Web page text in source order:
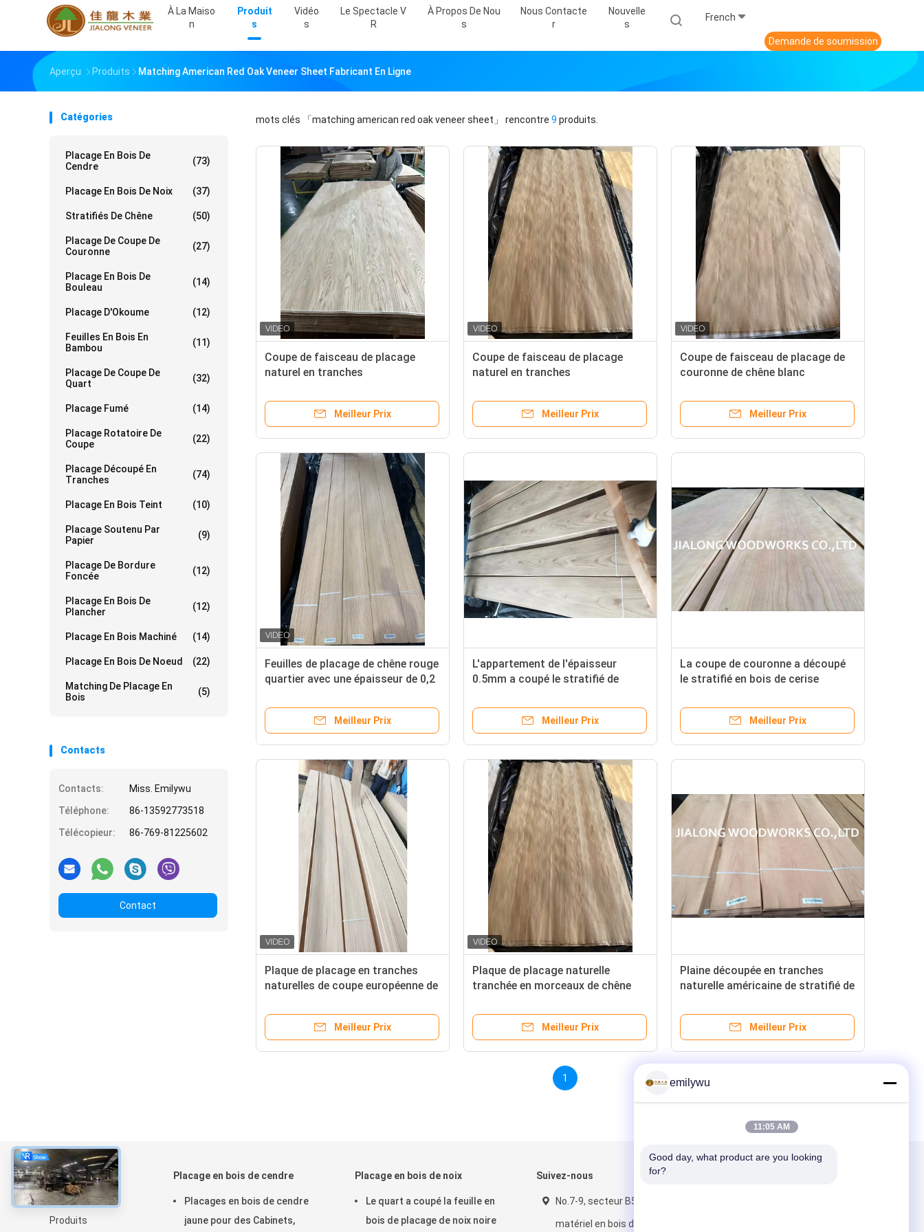
À La Maiso
N
Produit
S
Vidéo
S
Le Spectacle V
R
À Propos De Nou
S
Nous Contacte
R
Nouvelle
S
French
Demande de soumission
Aperçu Produits Matching American Red Oak Veneer Sheet Fabricant En Ligne
Catégories
Placage En Bois De
Cendre
(73)
Placage En Bois De Noix (37)
Stratifiés De Chêne (50)
Placage De Coupe De
Couronne
(27)
Placage En Bois De
Bouleau
(14)
Placage D'Okoume (12)
Feuilles En Bois En
Bambou
(11)
Placage De Coupe De
Quart
(32)
Placage Fumé (14)
Placage Rotatoire De
Coupe
(22)
Placage Découpé En
Tranches
(74)
Placage En Bois Teint (10)
Placage Soutenu Par
Papier
(9)
Placage De Bordure
Foncée
(12)
Placage En Bois De
Plancher
(12)
Placage En Bois Machiné (14)
Placage En Bois De Noeud (22)
Matching De Placage En
Bois
(5)
Contacts
Contacts:
Miss. Emilywu
Téléphone:
86-13592773518
Télécopieur:
86-769-81225602
Contact
mots clés 「matching american red oak veneer sheet」 rencontre 9 produits.
Coupe de faisceau de placage
naturel en tranches
Meilleur Prix
Coupe de faisceau de placage
naturel en tranches
Meilleur Prix
Coupe de faisceau de placage de
couronne de chêne blanc
Meilleur Prix
Feuilles de placage de chêne rouge
quartier avec une épaisseur de 0,2
meubles et surfaces décoratives
Meilleur Prix
L'appartement de l'épaisseur
0.5mm a coupé le stratifié de
Meilleur Prix
La coupe de couronne a découpé
le stratifié en bois de cerise
intérieur
Meilleur Prix
Plaque de placage en tranches
naturelles de coupe européenne de
Meilleur Prix
Plaque de placage naturelle
tranchée en morceaux de chêne
contreplaqué
Meilleur Prix
Plaine découpée en tranches
naturelle américaine de stratifié de
0.5mm
Meilleur Prix
1
À propos
À la maison
Produits
Placage en bois de cendre
Placages en bois de cendre
jaune pour des Cabinets,
Placage en bois de noix
Le quart a coupé la feuille en
bois de placage de noix noire
Suivez-nous
No.7-9, secteur B5, marché
matériel en bois de Xingye,
emilywu
11:05 AM
Good day, what product are you looking
for?